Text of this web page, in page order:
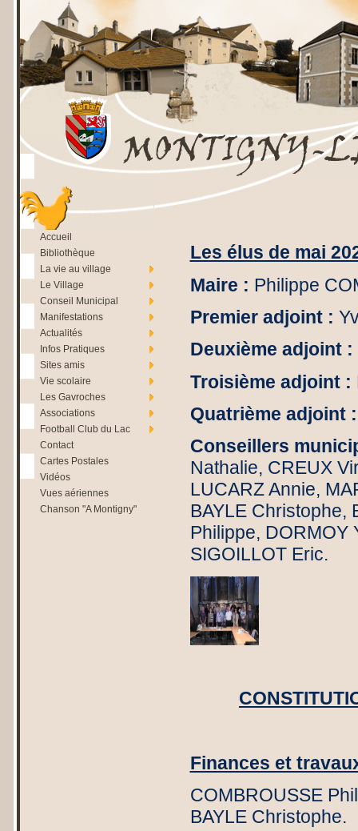
Les élus de mai
Maire : Philippe
Premier adjoint :
Deuxième adjoint :
Troisième adjoint :
Quatrième adjoint :
Conseillers
Nathalie, CREUX
LUCARZ Annie,
BAYLE Christophe,
Philippe, DORMOY
SIGOILLOT Eric.
Finances et
COMBROUSSE
BAYLE Christophe.
Accueil
Bibliothèque
La vie au village
Le Village
Conseil Municipal
Manifestations
Actualités
Infos Pratiques
Sites amis
Vie scolaire
Les Gavroches
Associations
Football Club du Lac
Contact
Cartes Postales
Vidéos
Vues aériennes
Chanson "A Montigny"